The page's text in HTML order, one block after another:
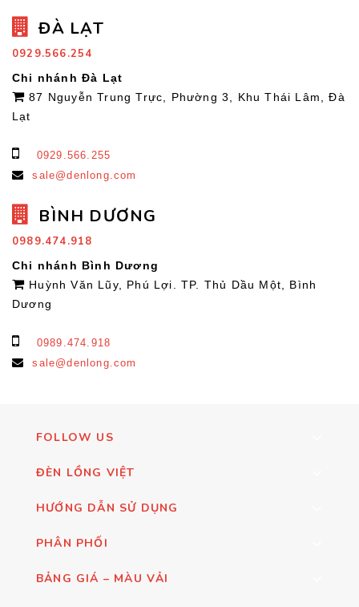
ĐÀ LẠT
0929.566.254
Chi nhánh Đà Lạt
87 Nguyễn Trung Trực, Phường 3, Khu Thái Lâm, Đà
Lạt
0929.566.255
sale@denlong.com
BÌNH DƯƠNG
0989.474.918
Chi nhánh Bình Dương
Huỳnh Văn Lũy, Phú Lợi. TP. Thủ Dầu Một, Bình
Dương
0989.474.918
sale@denlong.com
FOLLOW US
ĐÈN LỒNG VIỆT
HƯỚNG DẪN SỬ DỤNG
PHÂN PHỐI
BẢNG GIÁ – MÀU VẢI